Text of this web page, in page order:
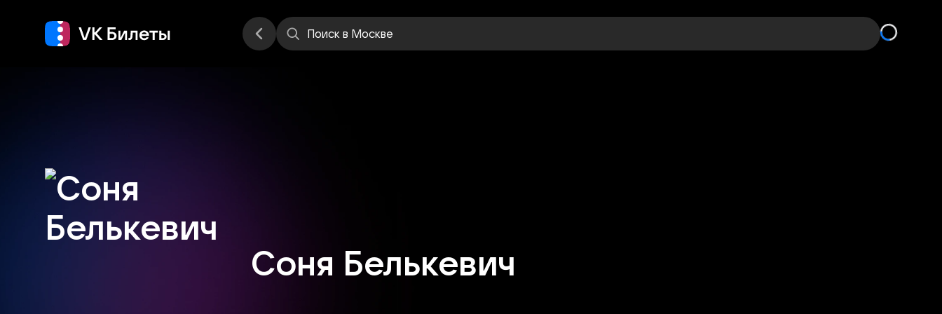
Поиск в Москве
Соня Белькевич